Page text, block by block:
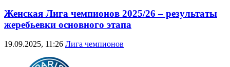
Женская Лига чемпионов 2025/26 – результаты
жеребьевки основного этапа
19.09.2025, 11:26 Лига чемпионов